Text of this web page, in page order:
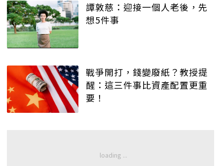
譚敦慈：迎接一個人老後，先
想5件事
戰爭開打，錢變廢紙？教授提
醒：這三件事比資產配置更重
要！